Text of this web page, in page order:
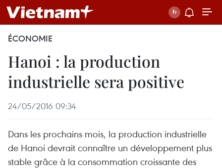
ÉCONOMIE
Hanoi : la production
industrielle sera positive
24/05/2016 09:34
Dans les prochains mois, la production industrielle
de Hanoi devrait ​connaître un développement plus
stable​ grâce à la consommation croissante des